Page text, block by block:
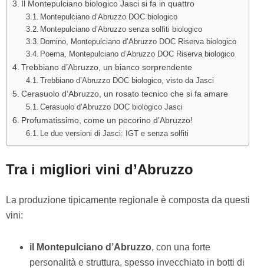
Il Montepulciano biologico Jasci si fa in quattro
Montepulciano d’Abruzzo DOC biologico
Montepulciano d’Abruzzo senza solfiti biologico
Domino, Montepulciano d’Abruzzo DOC Riserva biologico
Poema, Montepulciano d’Abruzzo DOC Riserva biologico
Trebbiano d’Abruzzo, un bianco sorprendente
Trebbiano d’Abruzzo DOC biologico, visto da Jasci
Cerasuolo d’Abruzzo, un rosato tecnico che si fa amare
Cerasuolo d’Abruzzo DOC biologico Jasci
Profumatissimo, come un pecorino d’Abruzzo!
Le due versioni di Jasci: IGT e senza solfiti
Tra i migliori vini d’Abruzzo
La produzione tipicamente regionale è composta da questi
vini:
il Montepulciano d’Abruzzo, con una forte
personalità e struttura, spesso invecchiato in botti di